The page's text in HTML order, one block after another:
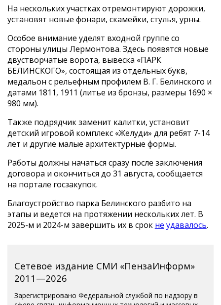
На нескольких участках отремонтируют дорожки,
установят новые фонари, скамейки, стулья, урны.
Особое внимание уделят входной группе со
стороны улицы Лермонтова. Здесь появятся новые
двустворчатые ворота, вывеска «ПАРК
БЕЛИНСКОГО», состоящая из отдельных букв,
медальон с рельефным профилем В. Г. Белинского и
датами 1811, 1911 (литье из бронзы, размеры 1690 ×
980 мм).
Также подрядчик заменит калитки, установит
детский игровой комплекс «Желуди» для ребят 7-14
лет и другие малые архитектурные формы.
Работы должны начаться сразу после заключения
договора и окончиться до 31 августа, сообщается
на портале госзакупок.
Благоустройство парка Белинского разбито на
этапы и ведется на протяжении нескольких лет. В
2025-м и 2024-м завершить их в срок не удавалось.
Сетевое издание СМИ «ПензаИнформ»
2011—2026
Зарегистрировано Федеральной службой по надзору в